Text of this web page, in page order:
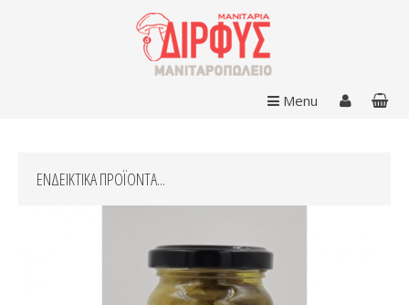
Menu
ΕΝΔΕΙΚΤΙΚΑ ΠΡΟΪΟΝΤΑ...